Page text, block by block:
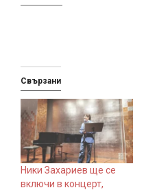
Свързани
Ники Захариев ще се
включи в концерт,